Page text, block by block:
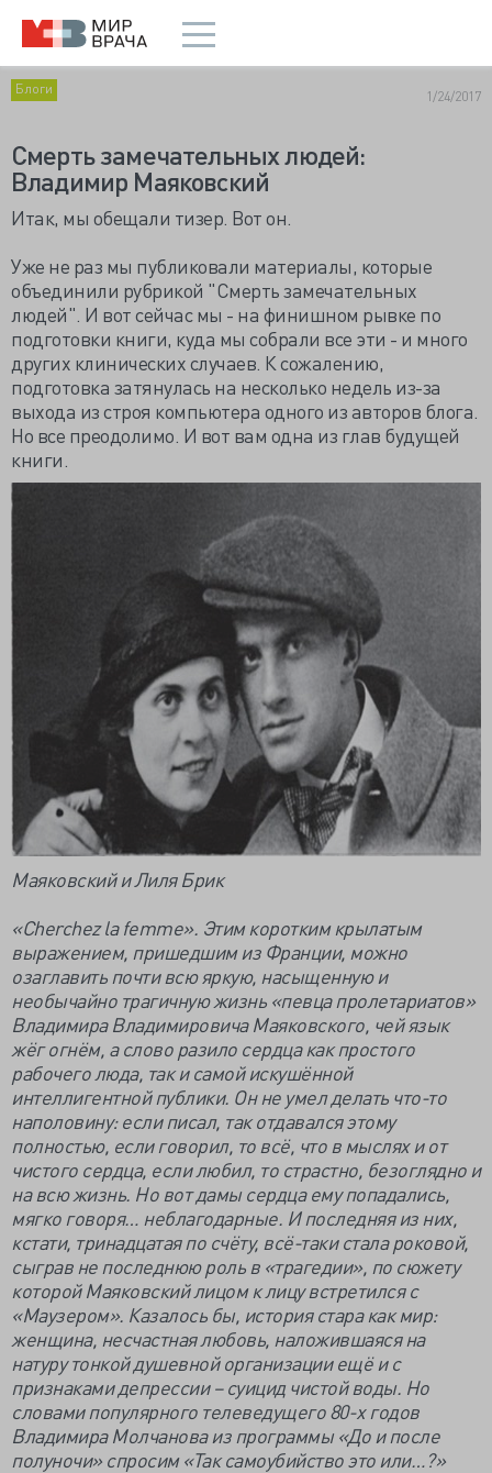
Блоги 1/24/2017
Смерть замечательных людей:
Владимир Маяковский
Итак, мы обещали тизер. Вот он.
Уже не раз мы публиковали материалы, которые
объединили рубрикой "Смерть замечательных
людей". И вот сейчас мы - на финишном рывке по
подготовки книги, куда мы собрали все эти - и много
других клинических случаев. К сожалению,
подготовка затянулась на несколько недель из-за
выхода из строя компьютера одного из авторов блога.
Но все преодолимо. И вот вам одна из глав будущей
книги.
Маяковский и Лиля Брик
«Cherchez la femme». Этим коротким крылатым
выражением, пришедшим из Франции, можно
озаглавить почти всю яркую, насыщенную и
необычайно трагичную жизнь «певца пролетариатов»
Владимира Владимировича Маяковского, чей язык
жёг огнём, а слово разило сердца как простого
рабочего люда, так и самой искушённой
интеллигентной публики. Он не умел делать что-то
наполовину: если писал, так отдавался этому
полностью, если говорил, то всё, что в мыслях и от
чистого сердца, если любил, то страстно, безоглядно и
на всю жизнь. Но вот дамы сердца ему попадались,
мягко говоря… неблагодарные. И последняя из них,
кстати, тринадцатая по счёту, всё-таки стала роковой,
сыграв не последнюю роль в «трагедии», по сюжету
которой Маяковский лицом к лицу встретился с
«Маузером». Казалось бы, история стара как мир:
женщина, несчастная любовь, наложившаяся на
натуру тонкой душевной организации ещё и с
признаками депрессии – суицид чистой воды. Но
словами популярного телеведущего 80-х годов
Владимира Молчанова из программы «До и после
полуночи» спросим «Так самоубийство это или…?»